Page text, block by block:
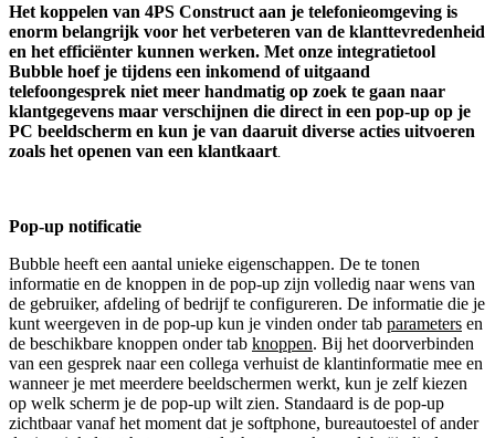
Het koppelen van 4PS Construct aan je telefonieomgeving is
enorm belangrijk voor het verbeteren van de klanttevredenheid
en het efficiënter kunnen werken. Met onze integratietool
Bubble hoef je tijdens een inkomend of uitgaand
telefoongesprek niet meer handmatig op zoek te gaan naar
klantgegevens maar verschijnen die direct in een pop-up op je
PC beeldscherm en kun je van daaruit diverse acties uitvoeren
zoals het openen van een klantkaart
Pop-up notificatie
Bubble heeft een aantal unieke eigenschappen. De te tonen
informatie en de knoppen in de pop-up zijn volledig naar wens van
de gebruiker, afdeling of bedrijf te configureren. De informatie die je
kunt weergeven in de pop-up kun je vinden onder tab parameters en
de beschikbare knoppen onder tab knoppen. Bij het doorverbinden
van een gesprek naar een collega verhuist de klantinformatie mee en
wanneer je met meerdere beeldschermen werkt, kun je zelf kiezen
op welk scherm je de pop-up wilt zien. Standaard is de pop-up
zichtbaar vanaf het moment dat je softphone, bureautoestel of ander